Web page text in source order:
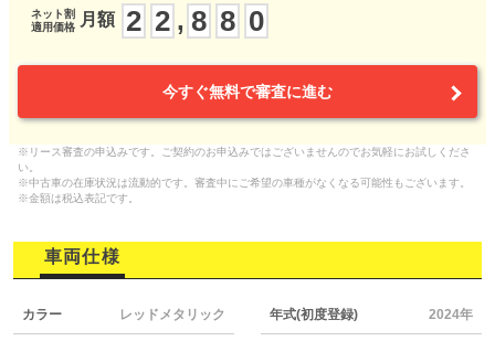
ネット割
適用価格
月額 2 2 , 8 8 0
今すぐ無料で審査に進む
※リース審査の申込みです。ご契約のお申込みではございませんのでお気軽にお試しくださ
い。
※中古車の在庫状況は流動的です。審査中にご希望の車種がなくなる可能性もございます。
※金額は税込表記です。
車両仕様
カラー レッドメタリック 年式(初度登録) 2024年